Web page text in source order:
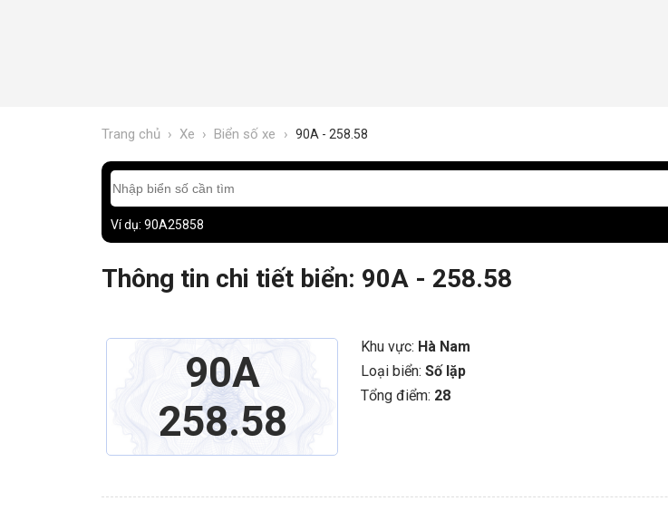
Trang chủ › Xe › Biển số xe › 90A - 258.58
Ví dụ: 90A25858
Thông tin chi tiết biển: 90A - 258.58
90A
258.58
Khu vực: Hà Nam
Loại biển:Số lặp
Tổng điểm: 28